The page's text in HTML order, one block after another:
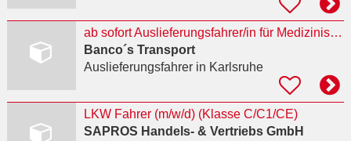
ab sofort Auslieferungsfahrer/in für Medizinische Ware
Banco´s Transport
Auslieferungsfahrerin Karlsruhe
LKW Fahrer (m/w/d) (Klasse C/C1/CE)
SAPROS Handels‐ & Vertriebs GmbH